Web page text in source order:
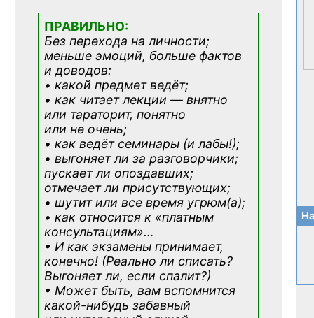
ПРАВИЛЬНО:
Без перехода на личности;
меньше эмоций, больше фактов
и доводов:
• какой предмет ведёт;
• как читает лекции — внятно
или тараторит, понятно
или не очень;
• как ведёт семинары (и лабы!);
• выгоняет ли за разговорчики;
пускает ли опоздавших;
отмечает ли присутствующих;
• шутит или все время угрюм(а);
• как относится к «платным
консультациям»…
• И как экзамены принимает,
конечно! (Реально ли списать?
Выгоняет ли, если спалит?)
• Может быть, вам вспомнится
какой-нибудь забавный